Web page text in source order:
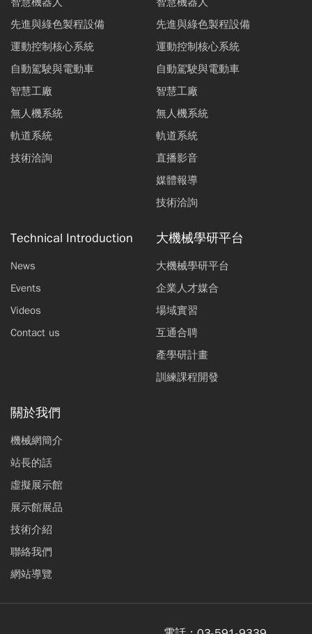
先進與綠色製程設備
運動控制核心系統
自動駕駛與電動車
智慧工廠
無人機系統
軌道系統
技術洽詢
先進與綠色製程設備
運動控制核心系統
自動駕駛與電動車
智慧工廠
無人機系統
軌道系統
直播影音
媒體報導
技術洽詢
Technical Introduction
News
Events
Videos
Contact us
大機械學研平台
大機械學研平台
企業人才媒合
場域實習
互通合聘
產學研計畫
訓練課程開發
關於我們
機械網簡介
站長的話
虛擬展示館
展示館展品
技術介紹
聯絡我們
網站導覽